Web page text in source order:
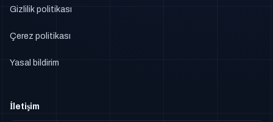
Gizlilik politikası
Çerez politikası
Yasal bildirim
İletişim